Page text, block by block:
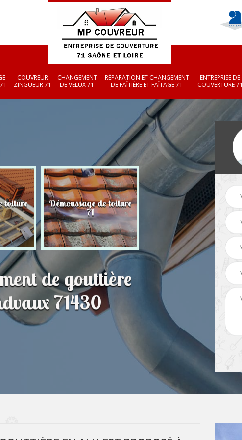
COUVREUR
ZINGUEUR 71
CHANGEMENT
DE VELUX 71
RÉPARATION ET CHANGEMENT
DE FAÎTIÈRE ET FAÎTAGE 71
ENTREPRISE DE
COUVERTURE 71
toiture Démoussage de toiture
71 Couvreur zingueur 71
de gouttière
71430